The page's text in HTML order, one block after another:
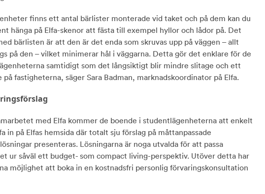
finns ett antal bärlister monterade vid taket och på dem kan du
hänga på Elfa-skenor att fästa till exempel hyllor och lådor på. Det
bärlisten är att den är det enda som skruvas upp på väggen – allt
på den – vilket minimerar hål i väggarna. Detta gör det enklare för de
samtidigt som det långsiktigt blir mindre slitage och ett
på fastigheterna, säger Sara Badman, marknadskoordinator på Elfa.
med Elfa kommer de boende i studentlägenheterna att enkelt
in på Elfas hemsida där totalt sju förslag på måttanpassade
presenteras. Lösningarna är noga utvalda för att passa
ur såväl ett budget- som compact living-perspektiv. Utöver detta har
möjlighet att boka in en kostnadsfri personlig förvaringskonsultation